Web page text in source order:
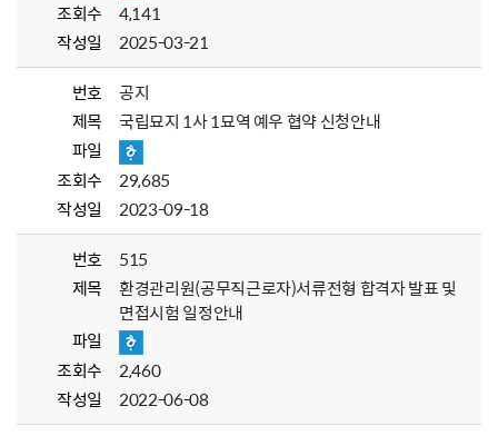
조회수
4,141
작성일
2025-03-21
번호
공지
제목
국립묘지 1사 1묘역 예우 협약 신청안내
파일
조회수
29,685
작성일
2023-09-18
번호
515
제목
환경관리원(공무직근로자)서류전형 합격자 발표 및
면접시험 일정안내
파일
조회수
2,460
작성일
2022-06-08